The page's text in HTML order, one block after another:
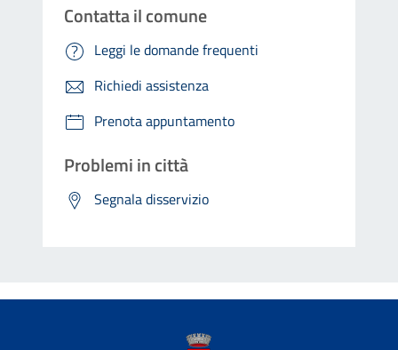
Contatta il comune
Leggi le domande frequenti
Richiedi assistenza
Prenota appuntamento
Problemi in città
Segnala disservizio